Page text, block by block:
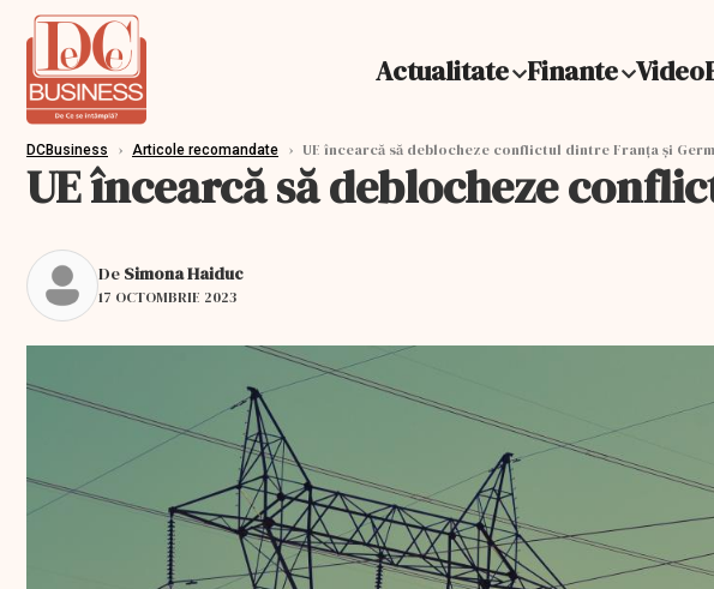
Actualitate Finante Video
DCBusiness › Articole recomandate › UE încearcă să deblocheze conflictul dintre Franța și
UE încearcă să deblocheze
De Simona Haiduc
17 OCTOMBRIE 2023